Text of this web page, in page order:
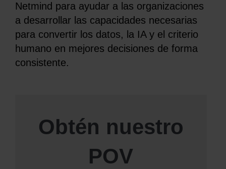
Netmind para ayudar a las organizaciones
a desarrollar las capacidades necesarias
para convertir los datos, la IA y el criterio
humano en mejores decisiones de forma
consistente.
Obtén nuestro
POV